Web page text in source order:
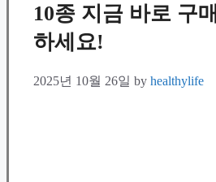
10종 지금 바로 구매
하세요!
2025년 10월 26일 by healthylife